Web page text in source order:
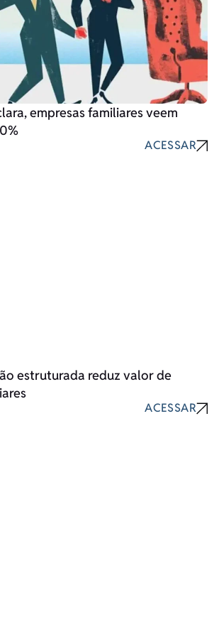
empresas familiares veem
ACESSAR
estruturada reduz valor de
ACESSAR